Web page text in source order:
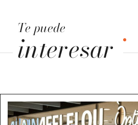
Te puede
interesar